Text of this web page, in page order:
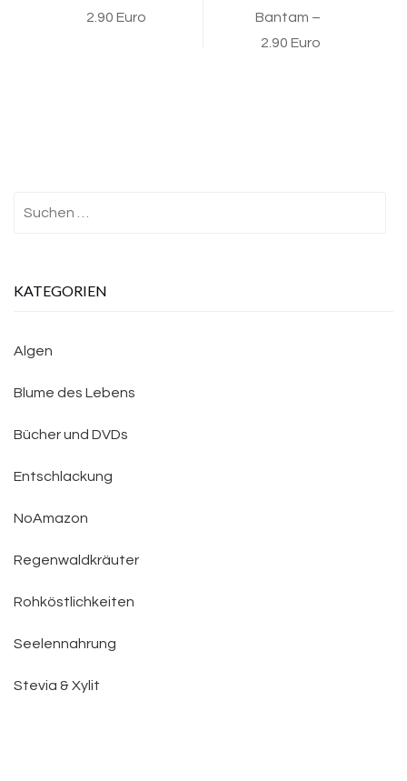
2.90 Euro
Bantam –
2.90 Euro
KATEGORIEN
Algen
Blume des Lebens
Bücher und DVDs
Entschlackung
NoAmazon
Regenwaldkräuter
Rohköstlichkeiten
Seelennahrung
Stevia & Xylit